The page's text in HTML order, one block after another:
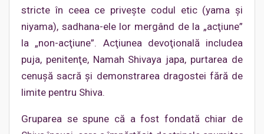
stricte în ceea ce priveşte codul etic (yama şi
niyama), sadhana-ele lor mergând de la „acţiune”
la „non-acţiune”. Acţiunea devoţională includea
puja, penitenţe, Namah Shivaya japa, purtarea de
cenuşă sacră şi demonstrarea dragostei fără de
limite pentru Shiva.
Gruparea se spune că a fost fondată chiar de